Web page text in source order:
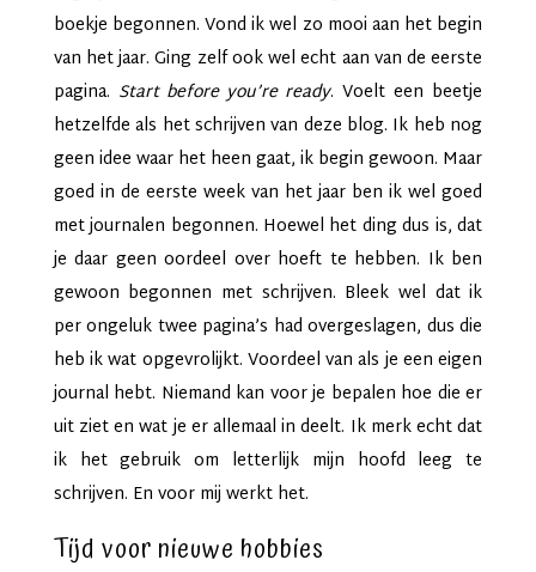
boekje begonnen. Vond ik wel zo mooi aan het begin
van het jaar. Ging zelf ook wel echt aan van de eerste
pagina. Start before you’re ready. Voelt een beetje
hetzelfde als het schrijven van deze blog. Ik heb nog
geen idee waar het heen gaat, ik begin gewoon. Maar
goed in de eerste week van het jaar ben ik wel goed
met journalen begonnen. Hoewel het ding dus is, dat
je daar geen oordeel over hoeft te hebben. Ik ben
gewoon begonnen met schrijven. Bleek wel dat ik
per ongeluk twee pagina’s had overgeslagen, dus die
heb ik wat opgevrolijkt. Voordeel van als je een eigen
journal hebt. Niemand kan voor je bepalen hoe die er
uit ziet en wat je er allemaal in deelt. Ik merk echt dat
ik het gebruik om letterlijk mijn hoofd leeg te
schrijven. En voor mij werkt het.
Tijd voor nieuwe hobbies